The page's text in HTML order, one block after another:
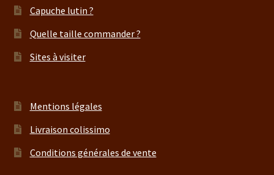
Capuche lutin ?
Quelle taille commander ?
Sites à visiter
Mentions légales
Livraison colissimo
Conditions générales de vente